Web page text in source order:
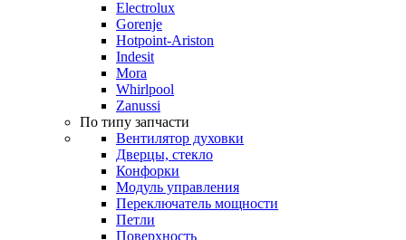
Electrolux
Gorenje
Hotpoint-Ariston
Indesit
Mora
Whirlpool
Zanussi
По типу запчасти
Вентилятор духовки
Дверцы, стекло
Конфорки
Модуль управления
Переключатель мощности
Петли
Поверхность